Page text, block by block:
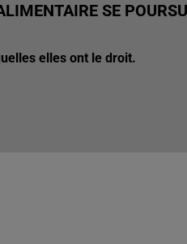
SE
elles ont le droit.